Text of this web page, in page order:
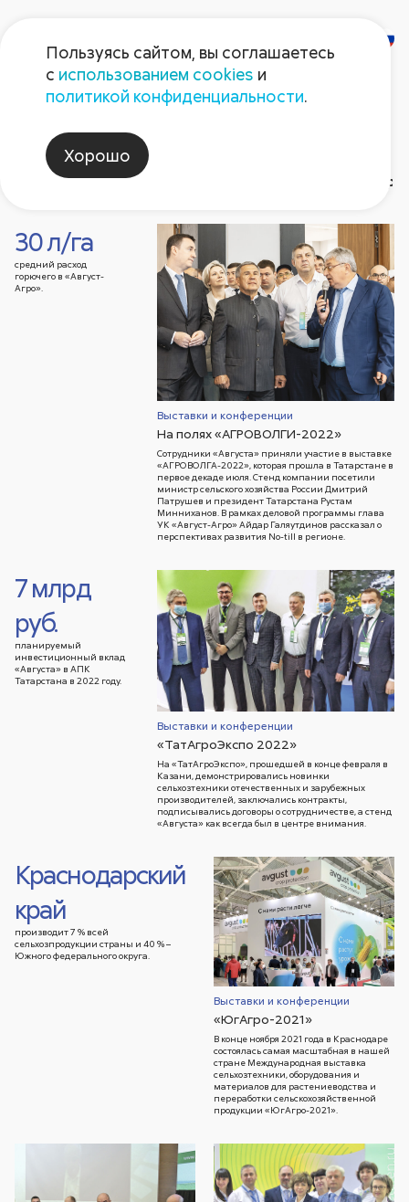
Газета
Номер газеты
2026 2025 2024
Герой номера Август non-stop
2026 2025 2024
30 л/га
средний расход
горючего в «Август-
Агро».
Выставки и конференции
На полях «АГРОВОЛГИ-2022»
Сотрудники «Августа» приняли участие в выставке
«АГРОВОЛГА-2022», которая прошла в Татарстане в
первое декаде июля. Стенд компании посетили
министр сельского хозяйства России Дмитрий
Патрушев и президент Татарстана Рустам
Минниханов. В рамках деловой программы глава
УК «Август-Агро» Айдар Галяутдинов рассказал о
перспективах развития No-till в регионе.
7 млрд
руб.
планируемый
инвестиционный вклад
«Августа» в АПК
Татарстана в 2022 году.
Выставки и конференции
«ТатАгроЭкспо 2022»
На «ТатАгроЭкспо», прошедшей в конце февраля в
Казани, демонстрировались новинки
сельхозтехники отечественных и зарубежных
производителей, заключались контракты,
подписывались договоры о сотрудничестве, а стенд
«Августа» как всегда был в центре внимания.
Краснодарский
край
производит 7 % всей
сельхозпродукции страны и 40 % –
Южного федерального округа.
Выставки и конференции
«ЮгАгро-2021»
В конце ноября 2021 года в Краснодаре
состоялась самая масштабная в нашей
стране Международная выставка
сельхозтехники, оборудования и
материалов для растениеводства и
переработки сельскохозяйственной
продукции «ЮгАгро-2021».
Пользуясь сайтом, вы соглашаетесь
с использованием cookies и
политикой конфиденциальности.
Хорошо